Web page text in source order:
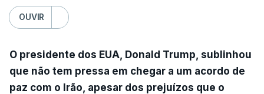
OUVIR
O presidente dos EUA, Donald Trump, sublinhou
que não tem pressa em chegar a um acordo de
paz com o Irão, apesar dos prejuízos que o